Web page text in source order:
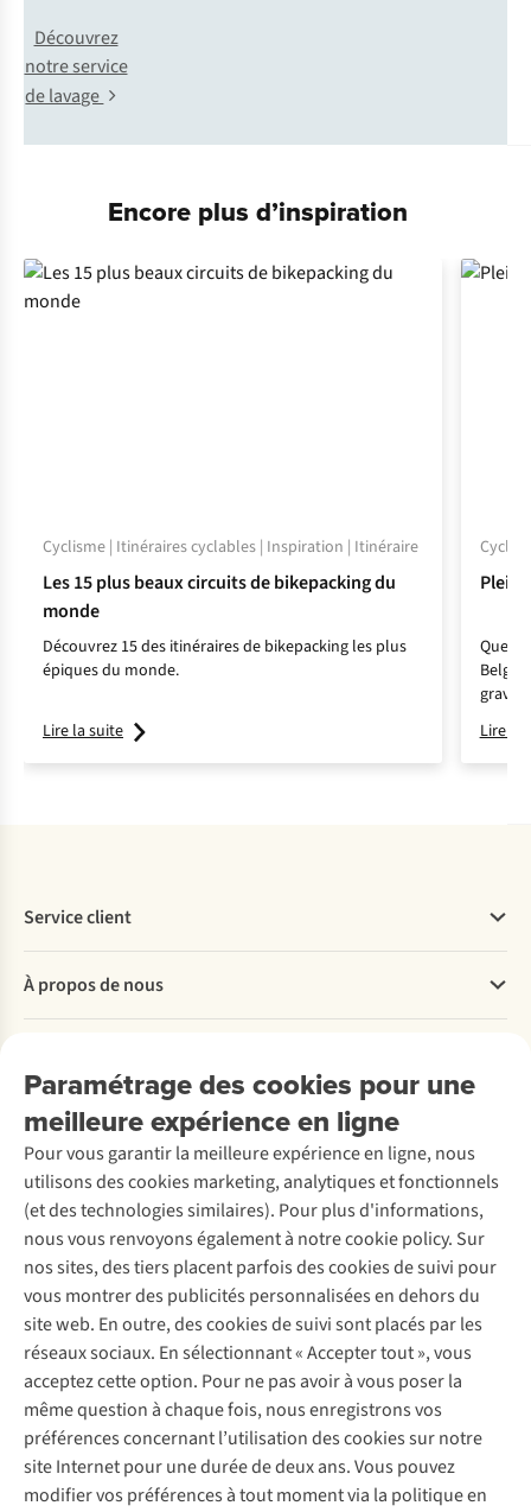
Découvrez
notre service
de lavage
Encore plus d’inspiration
Cyclisme | Itinéraires cyclables | Inspiration | Itinéraire
Les 15 plus beaux circuits de bikepacking du
monde
Découvrez 15 des itinéraires de bikepacking les plus
épiques du monde.
Lire la suite
Quels
gravel
où
Lire la
Paramétrage des cookies pour une
meilleure expérience en ligne
Pour vous garantir la meilleure expérience en ligne, nous
utilisons des cookies marketing, analytiques et fonctionnels
(et des technologies similaires). Pour plus d'informations,
nous vous renvoyons également à notre cookie policy. Sur
nos sites, des tiers placent parfois des cookies de suivi pour
vous montrer des publicités personnalisées en dehors du
site web. En outre, des cookies de suivi sont placés par les
réseaux sociaux. En sélectionnant « Accepter tout », vous
acceptez cette option. Pour ne pas avoir à vous poser la
même question à chaque fois, nous enregistrons vos
préférences concernant l’utilisation des cookies sur notre
site Internet pour une durée de deux ans. Vous pouvez
modifier vos préférences à tout moment via la politique en
Service client
Commander
Payer
Retourner
Rétractation d'une commande
Entretien & réparations
Garantie
Contactez-nous
À propos de nous
Entreprise responsable
À propos d’Ayacucho
Nos magasins
À propos d’A.S.Adventure
Déclaration d'accessibilité
Location / Location sports d’hiver
Seconde-main
Entretien de ski
Service de lavage
Entretien de chaussures
Réparation de chaussures
Réparation de vêtements
Retouches
Pour les entreprises
Découvrez
A.S.Magazine
Explore Camp
Expertise & conseils
Abonnez-vous à la newsletter
Suivez-nous